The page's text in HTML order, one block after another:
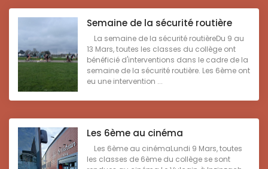
Semaine de la sécurité routière
La semaine de la sécurité routièreDu 9 au
13 Mars, toutes les classes du collège ont
bénéficié d'interventions dans le cadre de la
semaine de la sécurité routière. Les 6ème ont
eu une intervention ...
Les 6ème au cinéma
Les 6ème au cinémaLundi 9 Mars, toutes
les classes de 6ème du collège se sont